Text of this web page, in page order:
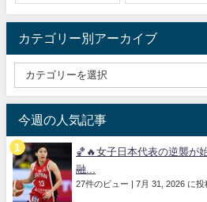
カテゴリー別アーカイブ
今週の人気記事
🏀🔥女子日本代表の逆襲が
融...
27件のビュー 7月 31, 2026 に投